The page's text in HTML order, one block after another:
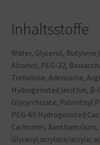
Inhaltsstoffe
Water, Glycerol, Butylene
Alcohol, PEG-32,
Trehalose, Adenosine,
Hydrogenated lecithin, β-
Glycyrrhizate, Palmitoyl
PEG-60 Hydrogenated
Carbomer, Xantham
Glyceryl acrylate/acrylic